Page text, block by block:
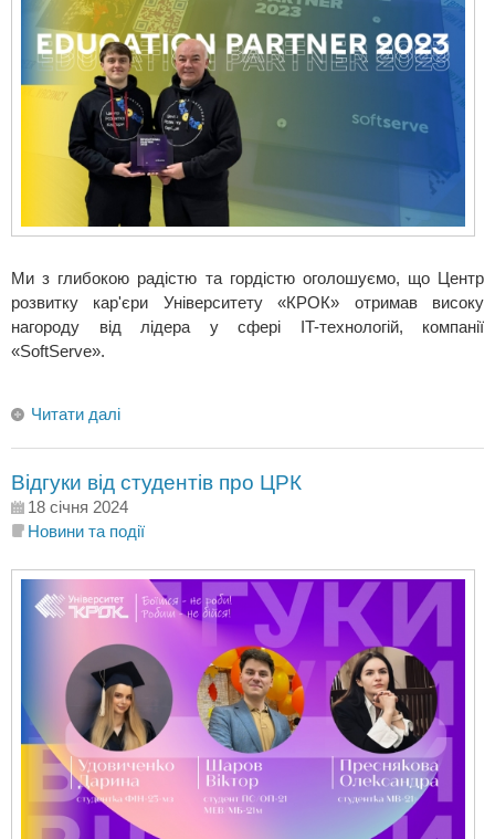
Ми з глибокою радістю та гордістю оголошуємо, що Центр
розвитку кар'єри Університету «КРОК» отримав високу
нагороду від лідера у сфері IT-технологій, компанії
«SoftServe».
Читати далі
Відгуки від студентів про ЦРК
18 січня 2024
Новини та події